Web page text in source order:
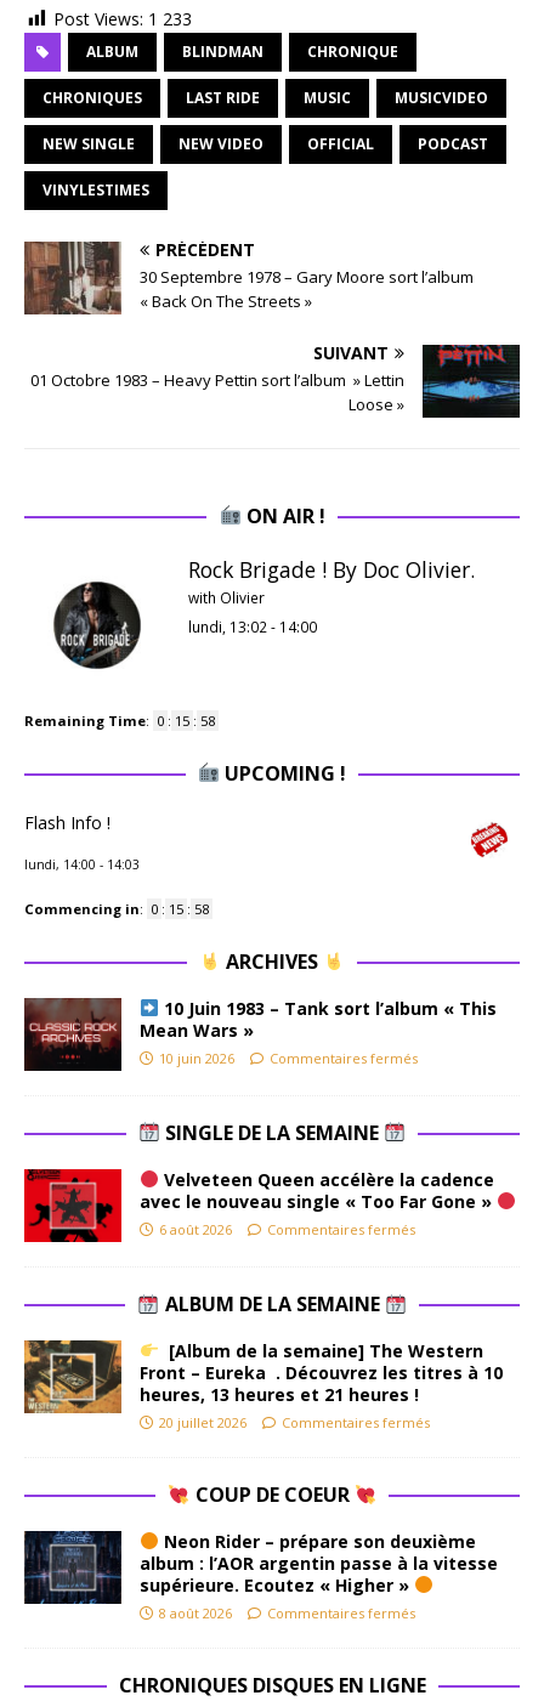
Post Views: 1 233
ALBUM BLINDMAN CHRONIQUE
CHRONIQUES LAST RIDE MUSIC MUSICVIDEO
NEW SINGLE NEW VIDEO OFFICIAL PODCAST
VINYLESTIMES
PRÉCÉDENT
30 Septembre 1978 – Gary Moore sort l’album
« Back On The Streets »
SUIVANT
01 Octobre 1983 – Heavy Pettin sort l’album » Lettin
Loose »
ON AIR !
Rock Brigade ! By Doc Olivier.
with Olivier
lundi, 13:02 - 14:00
Remaining Time: 0 : 15 : 57
UPCOMING !
Flash Info !
lundi, 14:00 - 14:03
Commencing in: 0 : 15 : 57
ARCHIVES
10 Juin 1983 – Tank sort l’album « This
Mean Wars »
10 juin 2026 Commentaires fermés
SINGLE DE LA SEMAINE
Velveteen Queen accélère la cadence
avec le nouveau single « Too Far Gone »
6 août 2026 Commentaires fermés
ALBUM DE LA SEMAINE
[Album de la semaine] The Western
Front – Eureka . Découvrez les titres à 10
heures, 13 heures et 21 heures !
20 juillet 2026 Commentaires fermés
COUP DE COEUR
Neon Rider – prépare son deuxième
album : l’AOR argentin passe à la vitesse
supérieure. Ecoutez « Higher »
8 août 2026 Commentaires fermés
CHRONIQUES DISQUES EN LIGNE